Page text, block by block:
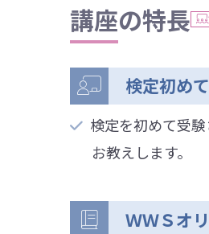
講座の特長
検定初め
検定を初めて受
お教えします。
ＷＷＳオ